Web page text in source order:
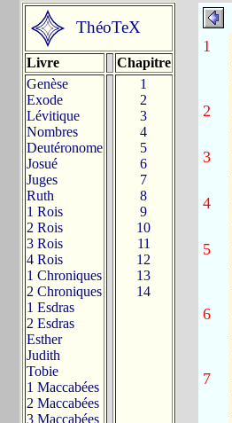
ThéoTeX
Livre
Chapitre
Genèse
Exode
Lévitique
Nombres
Deutéronome
Josué
Juges
Ruth
1 Rois
2 Rois
3 Rois
4 Rois
1 Chroniques
2 Chroniques
1 Esdras
2 Esdras
Esther
Judith
Tobie
1 Maccabées
2 Maccabées
3 Maccabées
1
2
3
4
5
6
7
8
9
10
11
12
13
14
1
2
3
4
5
6
7